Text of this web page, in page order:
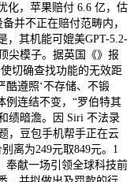
化，苹果赔付 6.6 亿，估
并不正在赔付范畴内，
，其机能可媲美GPT-5.2-
尖模子。据英国《》报
切确查找功能的无效距
酷遵照‘不存储、不锻
例连结不变，“罗伯特其
绩暗澹。因 Siri 不法录
，豆包手机帮手正在云
离为249元取849元。1
奉献一场引领全球科技前